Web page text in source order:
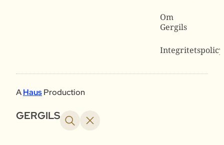
Om
Gergils
Integritetspolicy
AHausProduction
GERGILS